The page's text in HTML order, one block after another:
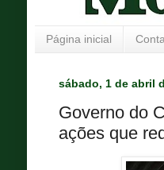
Página inicial
sábado, 1 de abril
Governo do
ações que